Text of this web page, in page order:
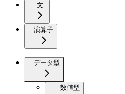
文
演算子
データ型
数値型